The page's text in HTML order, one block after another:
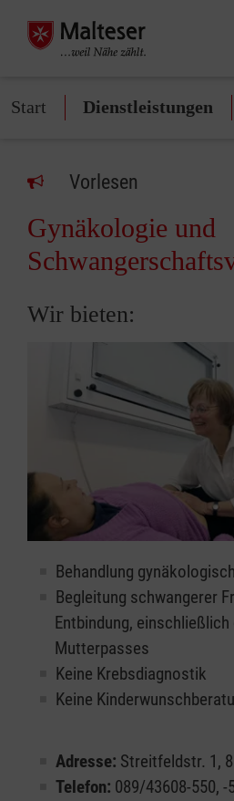
Start Dienstleistungen
Vorlesen
Gynäkologie und
Wir bieten:
Behandlung
Begleitung schwangerer
Entbindung,
Mutterpasses
Keine Krebsdiagnostik
Keine
Adresse: Streitfeldstr. 1,
Telefon: 089/43608-550, -